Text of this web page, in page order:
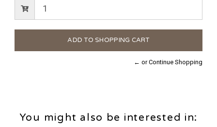
← or Continue Shopping
You might also be interested in: